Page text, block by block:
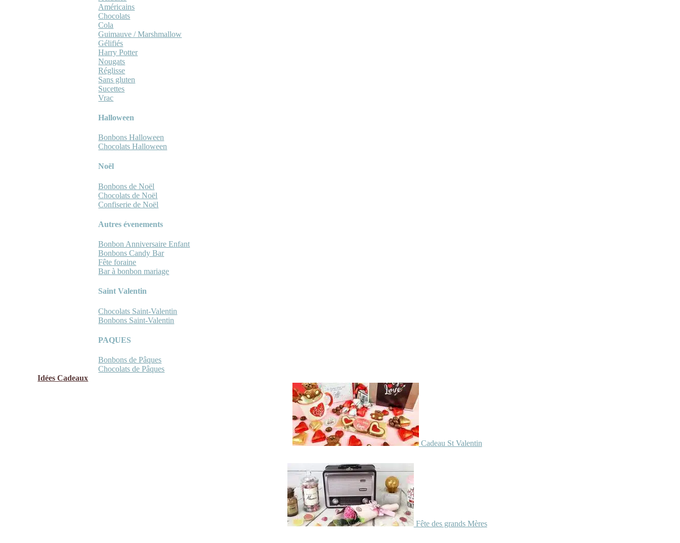
Américains
Chocolats
Cola
Guimauve / Marshmallow
Gélifiés
Harry Potter
Nougats
Réglisse
Sans gluten
Sucettes
Vrac
Halloween
Bonbons Halloween
Chocolats Halloween
Noël
Bonbons de Noël
Chocolats de Noël
Confiserie de Noël
Autres évenements
Bonbon Anniversaire Enfant
Bonbons Candy Bar
Fête foraine
Bar à bonbon mariage
Saint Valentin
Chocolats Saint-Valentin
Bonbons Saint-Valentin
PAQUES
Bonbons de Pâques
Chocolats de Pâques
Idées Cadeaux
Cadeau St Valentin
Fête des grands Mères